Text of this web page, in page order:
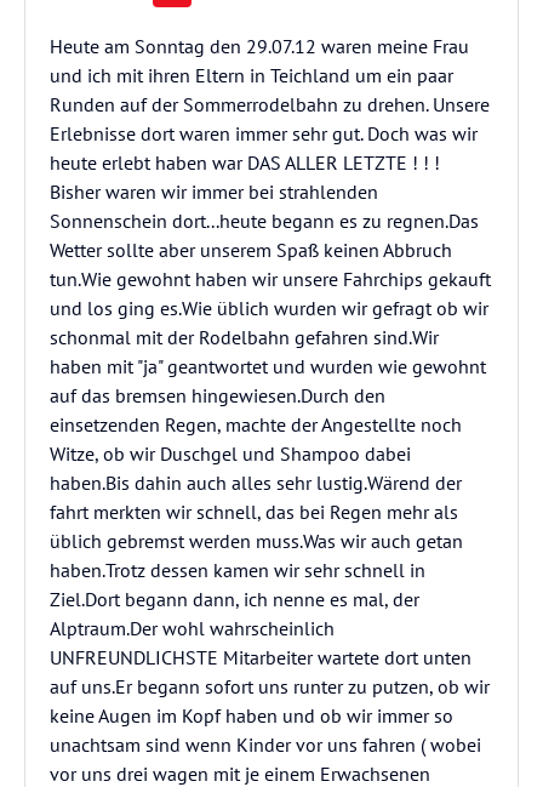
Heute am Sonntag den 29.07.12 waren meine Frau
und ich mit ihren Eltern in Teichland um ein paar
Runden auf der Sommerrodelbahn zu drehen. Unsere
Erlebnisse dort waren immer sehr gut. Doch was wir
heute erlebt haben war DAS ALLER LETZTE ! ! !
Bisher waren wir immer bei strahlenden
Sonnenschein dort...heute begann es zu regnen.Das
Wetter sollte aber unserem Spaß keinen Abbruch
tun.Wie gewohnt haben wir unsere Fahrchips gekauft
und los ging es.Wie üblich wurden wir gefragt ob wir
schonmal mit der Rodelbahn gefahren sind.Wir
haben mit "ja" geantwortet und wurden wie gewohnt
auf das bremsen hingewiesen.Durch den
einsetzenden Regen, machte der Angestellte noch
Witze, ob wir Duschgel und Shampoo dabei
haben.Bis dahin auch alles sehr lustig.Wärend der
fahrt merkten wir schnell, das bei Regen mehr als
üblich gebremst werden muss.Was wir auch getan
haben.Trotz dessen kamen wir sehr schnell in
Ziel.Dort begann dann, ich nenne es mal, der
Alptraum.Der wohl wahrscheinlich
UNFREUNDLICHSTE Mitarbeiter wartete dort unten
auf uns.Er begann sofort uns runter zu putzen, ob wir
keine Augen im Kopf haben und ob wir immer so
unachtsam sind wenn Kinder vor uns fahren ( wobei
vor uns drei wagen mit je einem Erwachsenen